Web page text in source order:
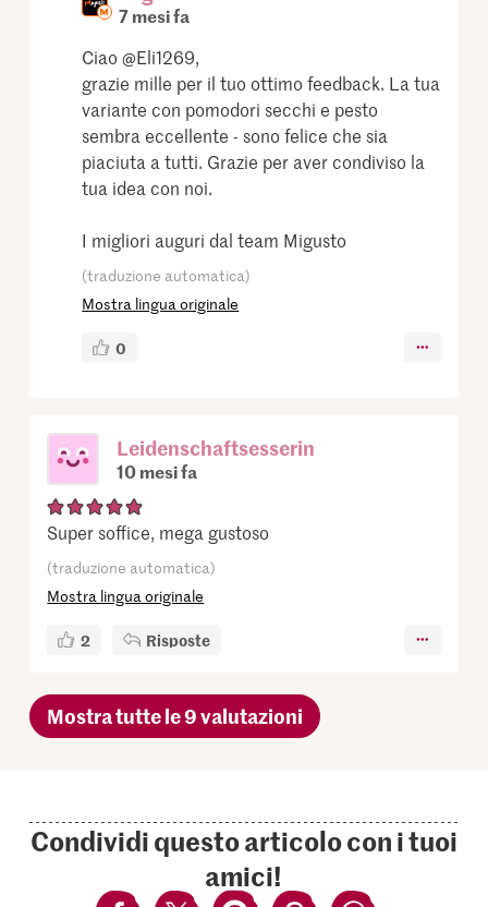
7 mesi fa
Ciao @Eli1269,
grazie mille per il tuo ottimo feedback. La tua
variante con pomodori secchi e pesto
sembra eccellente - sono felice che sia
piaciuta a tutti. Grazie per aver condiviso la
tua idea con noi.
I migliori auguri dal team Migusto
(traduzione automatica)
Mostra lingua originale
0
Leidenschaftsesserin
10 mesi fa
Super soffice, mega gustoso
(traduzione automatica)
Mostra lingua originale
2 Risposte
Mostra tutte le 9 valutazioni
Condividi questo articolo con i tuoi
amici!